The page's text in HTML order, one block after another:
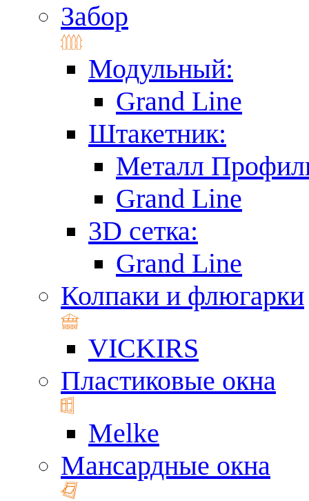
Забор
Модульный:
Grand Line
Штакетник:
Металл
Grand Line
3D сетка:
Grand Line
Колпаки и флюгарки
VICKIRS
Пластиковые окна
Melke
Мансардные окна